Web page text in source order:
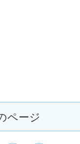
ページ